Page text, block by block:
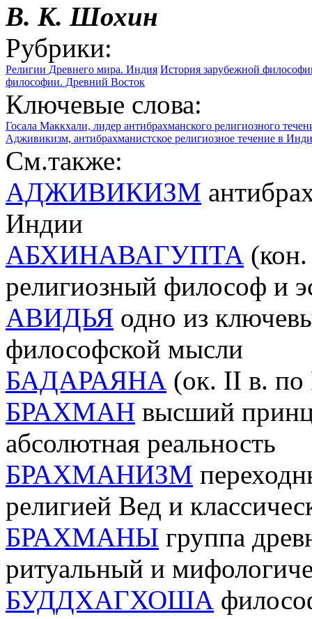
В. К. Шохин
Рубрики:
Религии Древнего мира. Индия История зарубежной
философии. Древний Восток
Ключевые слова:
Госала Маккхали, лидер антибрахманского религиозного
Адживикизм, антибрахманистское религиозное течение в
См.также:
АДЖИВИКИЗМ
Индии
АБХИНАВАГУПТА
религиозный философ и
AВИДЬЯ одно из
философской мысли
БАДАРАЯНА (ок. II в. по
БРАХМАН высший
абсолютная реальность
БРАХМАНИЗМ
религией Вед и
БРАХМАНЫ группа
ритуальный и
БУДДХАГХОША